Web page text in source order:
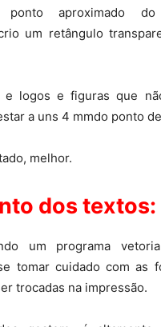
aproximado
um retângulo
e logos e figuras que
a uns 4 mmdo ponto
melhor.
dos textos:
um programa
tomar cuidado com as
trocadas na impressão.